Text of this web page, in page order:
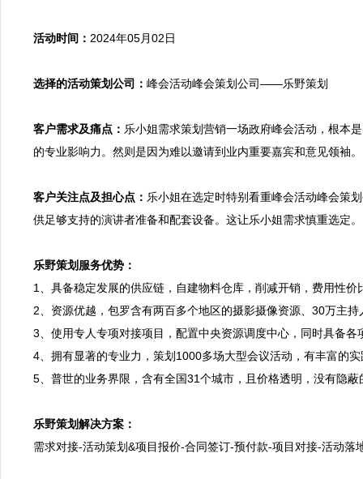
活动时间： 2024年05月02日
选择的活动策划公司： 峰会活动峰会策划公司——乐野策划
客户需求及痛点： 乐小姐需求策划营销一场政府峰会活动，根本
的专业影响力。然则是因为难以邀请到业内重要嘉宾和意见领袖
客户关注点及担心点： 乐小姐在选定时特别看重峰会活动峰会策
供足够支持的演讲者准备和配套设备。这让乐小姐需求慎重选定。
乐野策划服务优势：
1、具备稳定发展的供应链，自建物料仓库，削减开销，费用性价
2、资源优越，包罗含有两百多个地区的摄影摄像资源、30万主
3、使用专人专项对接项目，配置中央资源调度中心，同时具备
4、拥有显著的专业力，策划1000多场大型会议活动，有丰富的
5、普世的业务界限，含有全国31个城市，且价格透明，没有隐蔽
乐野策划解决方案：
需求对接-活动策划&项目报价-合同签订-预付款-项目对接-活动落